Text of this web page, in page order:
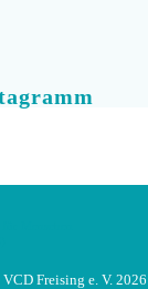
Freising e. V. 2026